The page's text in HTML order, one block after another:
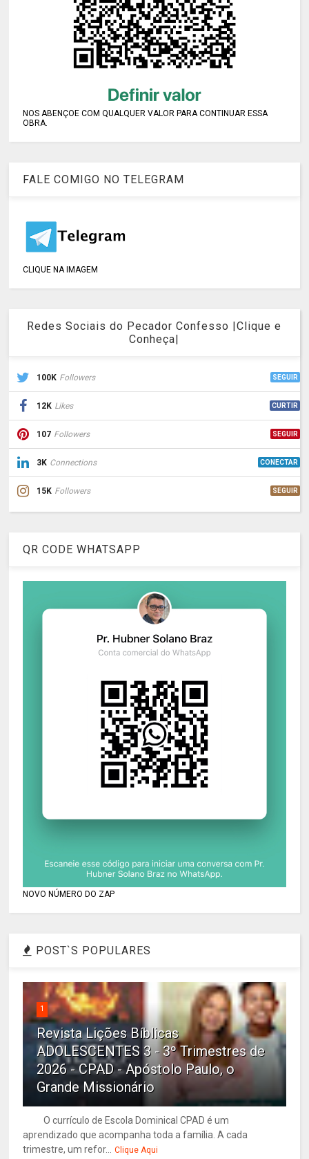
NOS ABENÇOE COM QUALQUER VALOR PARA CONTINUAR ESSA
OBRA.
FALE COMIGO NO TELEGRAM
CLIQUE NA IMAGEM
Redes Sociais do Pecador Confesso |Clique e
Conheça|
100K Followers SEGUIR
12K Likes CURTIR
107 Followers SEGUIR
3K Connections CONECTAR
15K Followers SEGUIR
QR CODE WHATSAPP
NOVO NÚMERO DO ZAP
POST`S POPULARES
1
Revista Lições Bíblicas
ADOLESCENTES 3 - 3º Trimestres de
2026 - CPAD - Apóstolo Paulo, o
Grande Missionário
O currículo de Escola Dominical CPAD é um
aprendizado que acompanha toda a família. A cada
trimestre, um refor... Clique Aqui